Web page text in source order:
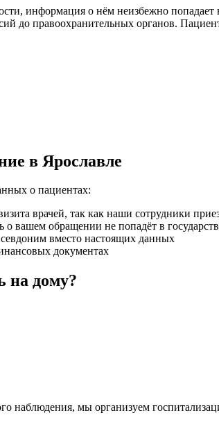
информация о нём неизбежно
до правоохранительных органов.
в Ярославле
о пациентах:
врачей, так как наши сотрудники
о вашем обращении не попадёт в
вместо настоящих данных
документах
на дому?
наблюдения, мы организуем